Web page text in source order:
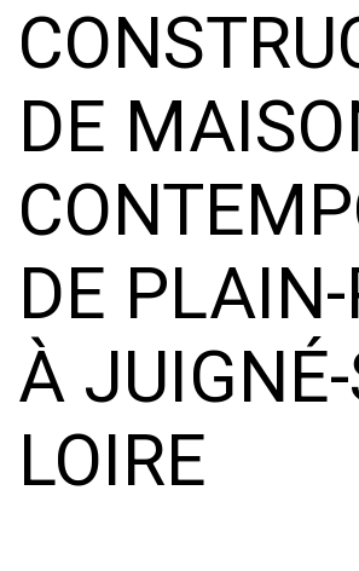
DE
DE
À
LOIRE